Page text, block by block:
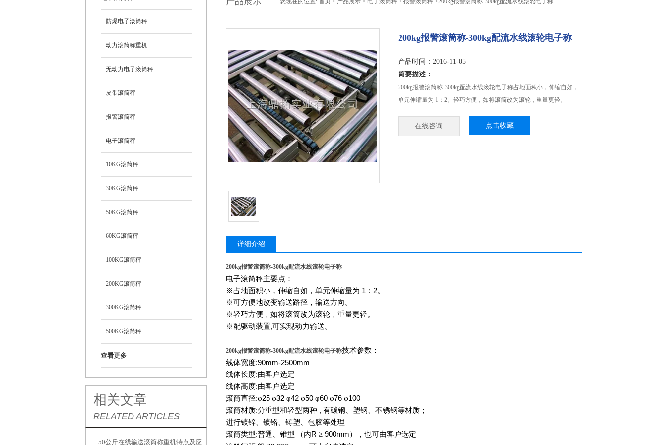
防爆电子滚筒秤
动力滚筒称重机
无动力电子滚筒秤
皮带滚筒秤
报警滚筒秤
电子滚筒秤
10KG滚筒秤
30KG滚筒秤
50KG滚筒秤
60KG滚筒秤
100KG滚筒秤
200KG滚筒秤
300KG滚筒秤
500KG滚筒秤
查看更多
相关文章
RELATED ARTICLES
50公斤在线输送滚筒称重机特点及应
您现在的位置: 首页 > 产品展示 > 电子滚筒秤 > 报警滚筒秤 >200kg报警滚筒称-300kg配流水线滚轮电子称
200kg报警滚筒称-300kg配流水线滚轮电子称
产品时间：2016-11-05
简要描述：
200kg报警滚筒称-300kg配流水线滚轮电子称占地面积小，伸缩自如，
单元伸缩量为 1：2。轻巧方便，如将滚筒改为滚轮，重量更轻。
在线咨询 点击收藏
详细介绍
200kg报警滚筒称-300kg配流水线滚轮电子称
电子滚筒秤主要点：
※占地面积小，伸缩自如，单元伸缩量为 1 ： 2。
※可方便地改变输送路径，输送方向。
※轻巧方便，如将滚筒改为滚轮，重量更轻。
※配驱动装置,可实现动力输送。
200kg报警滚筒称-300kg配流水线滚轮电子称技术参数：
线体宽度:90mm-2500mm
线体长度:由客户选定
线体高度:由客户选定
滚筒直径:φ25 φ32 φ42 φ50 φ60 φ76 φ100
滚筒材质:分重型和轻型两种 , 有碳钢、塑钢、不锈钢等材质；
进行镀锌、镀铬、铸塑、包胶等处理
滚筒类型:普通、锥型 （内R ≥ 900mm），也可由客户选定